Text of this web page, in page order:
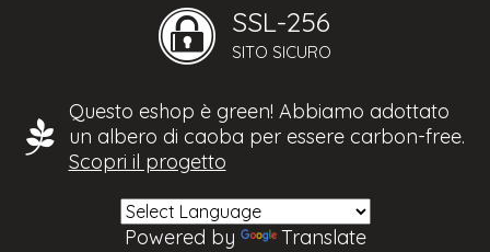
SSL-256
SITO SICURO
Questo eshop è green! Abbiamo adottato
un albero di caoba per essere carbon-free.
Scopri il progetto
Powered by Translate